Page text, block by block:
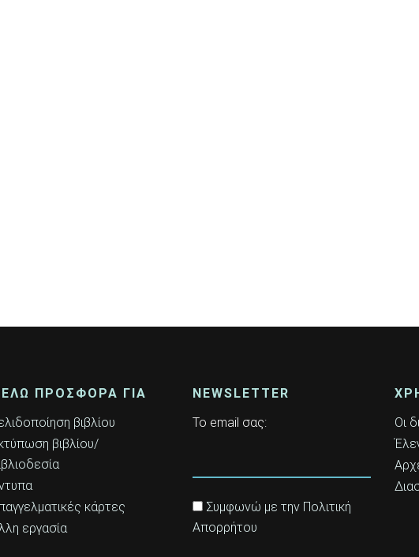
ΠΡΟΣΦΟΡΑ ΓΙΑ
βιβλίου
βιβλίου/
κάρτες
εργασία
NEWSLETTER
Το email σας:
Συμφωνώ με την Πολιτική
Απορρήτου
Οι